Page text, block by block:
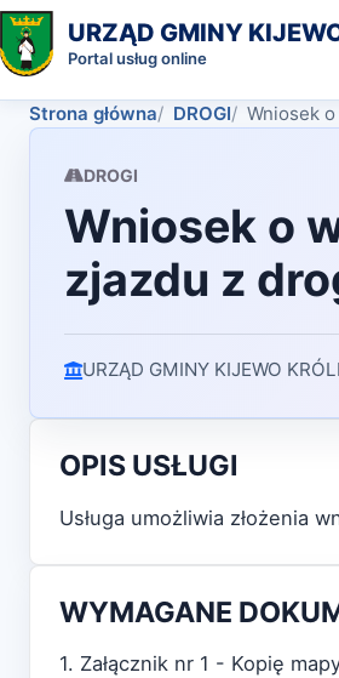
URZĄD GMINY
Portal usług online
Strona główna DROGI Wniosek
DROGI
Wniosek o
zjazdu z
URZĄD GMINY KIJEWO
OPIS USŁUGI
Usługa umożliwia złożenia
WYMAGANE
1. Załącznik nr 1 - Kopię